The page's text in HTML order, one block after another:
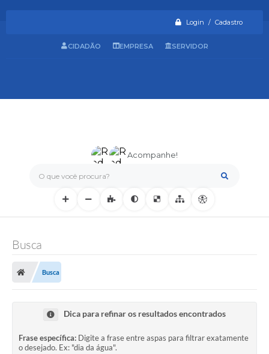
Login / Cadastro
O que você procura?
Acompanhe!
CIDADÃO EMPRESA SERVIDOR
Busca
Busca
Dica para refinar os resultados encontrados
Frase específica: Digite a frase entre aspas para filtrar exatamente
o desejado. Ex: "dia da água".